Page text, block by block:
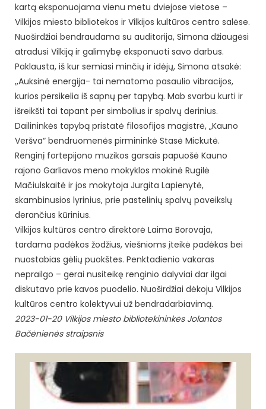
kartą eksponuojama vienu metu dviejose vietose –
Vilkijos miesto bibliotekos ir Vilkijos kultūros centro salėse.
Nuoširdžiai bendraudama su auditorija, Simona džiaugėsi
atradusi Vilkiją ir galimybę eksponuoti savo darbus.
Paklausta, iš kur semiasi minčių ir idėjų, Simona atsakė:
,,Auksinė energija- tai nematomo pasaulio vibracijos,
kurios persikelia iš sapnų per tapybą. Mab svarbu kurti ir
išreikšti tai tapant per simbolius ir spalvų derinius.
Dailininkės tapybą pristatė filosofijos magistrė, „Kauno
Veršva“ bendruomenės pirmininkė Stasė Mickutė.
Renginį fortepijono muzikos garsais papuošė Kauno
rajono Garliavos meno mokyklos mokinė Rugilė
Mačiulskaitė ir jos mokytoja Jurgita Lapienytė,
skambinusios lyrinius, prie pastelinių spalvų paveikslų
derančius kūrinius.
Vilkijos kultūros centro direktorė Laima Borovaja,
tardama padėkos žodžius, viešnioms įteikė padėkas bei
nuostabias gėlių puokštes. Penktadienio vakaras
neprailgo – gerai nusiteikę renginio dalyviai dar ilgai
diskutavo prie kavos puodelio. Nuoširdžiai dėkoju Vilkijos
kultūros centro kolektyvui už bendradarbiavimą.
2023-01-20 Vilkijos miesto bibliotekininkės Jolantos
Bačėnienės straipsnis